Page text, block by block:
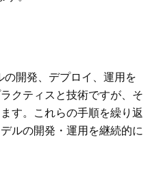
開発、デプロイ、運用を
クティスと技術ですが、そ
す。これらの手順を繰り返
ルの開発・運用を継続的に